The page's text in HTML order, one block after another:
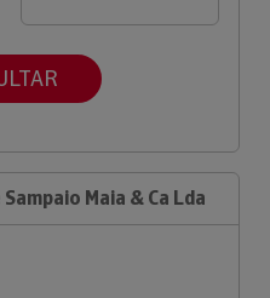
Maia & Ca Lda